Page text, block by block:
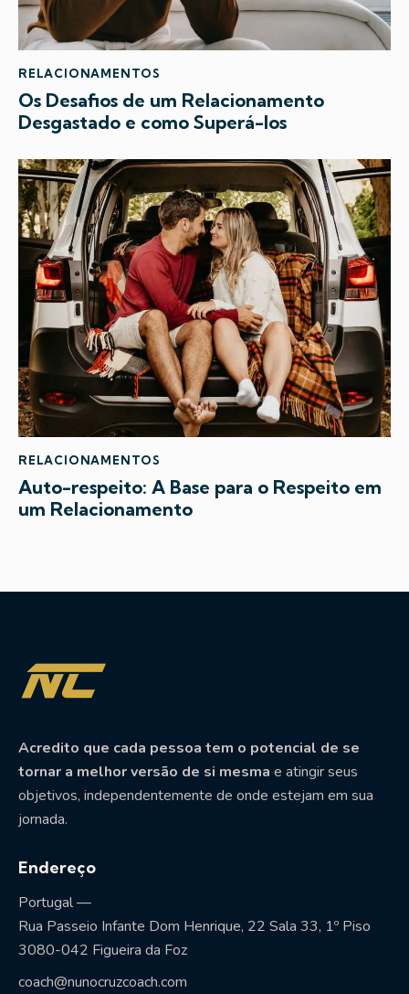
RELACIONAMENTOS
Os Desafios de um Relacionamento
Desgastado e como Superá-los
RELACIONAMENTOS
Auto-respeito: A Base para o Respeito em
um Relacionamento
Acredito que cada pessoa tem o potencial de se
tornar a melhor versão de si mesma e atingir seus
objetivos, independentemente de onde estejam em sua
jornada.
Endereço
Portugal —
Rua Passeio Infante Dom Henrique, 22 Sala 33, 1º Piso
3080-042 Figueira da Foz
coach@nunocruzcoach.com